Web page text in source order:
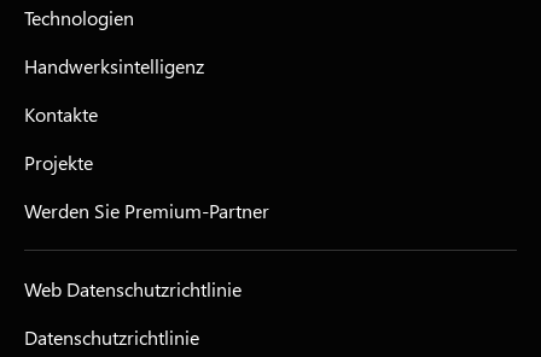
Technologien
Handwerksintelligenz
Kontakte
Projekte
Werden Sie Premium-Partner
Web Datenschutzrichtlinie
Datenschutzrichtlinie